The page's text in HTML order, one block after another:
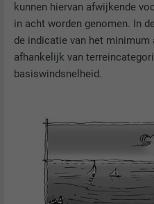
kunnen hiervan afwijkende
in acht worden genomen. In
de indicatie van het minimum
afhankelijk van
basiswindsnelheid.